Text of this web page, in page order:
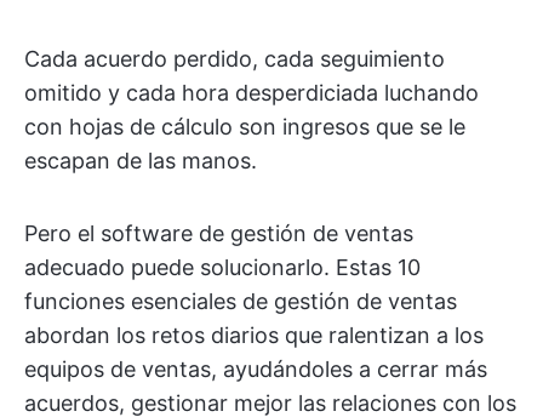
Cada acuerdo perdido, cada seguimiento
omitido y cada hora desperdiciada luchando
con hojas de cálculo son ingresos que se le
escapan de las manos.
Pero el software de gestión de ventas
adecuado puede solucionarlo. Estas 10
funciones esenciales de gestión de ventas
abordan los retos diarios que ralentizan a los
equipos de ventas, ayudándoles a cerrar más
acuerdos, gestionar mejor las relaciones con los